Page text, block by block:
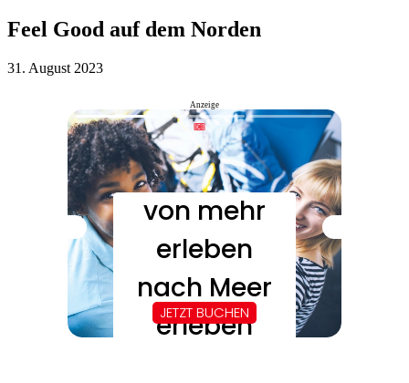
Feel Good auf dem Norden
31. August 2023
Anzeige